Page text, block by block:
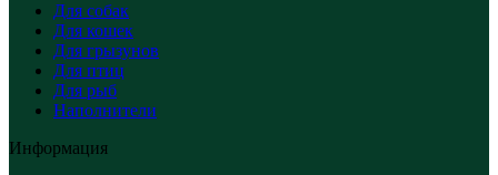
Для собак
Для кошек
Для грызунов
Для птиц
Для рыб
Наполнители
Информация